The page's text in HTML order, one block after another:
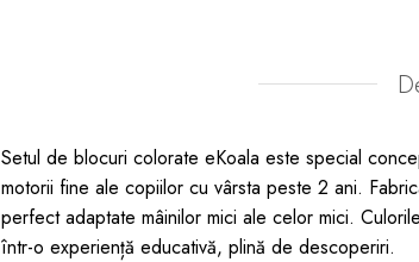
Setul de blocuri colorate eKoala este special
motorii fine ale copiilor cu vârsta peste 2 ani.
perfect adaptate mâinilor mici ale celor mici.
într-o experiență educativă, plină de descoperiri.